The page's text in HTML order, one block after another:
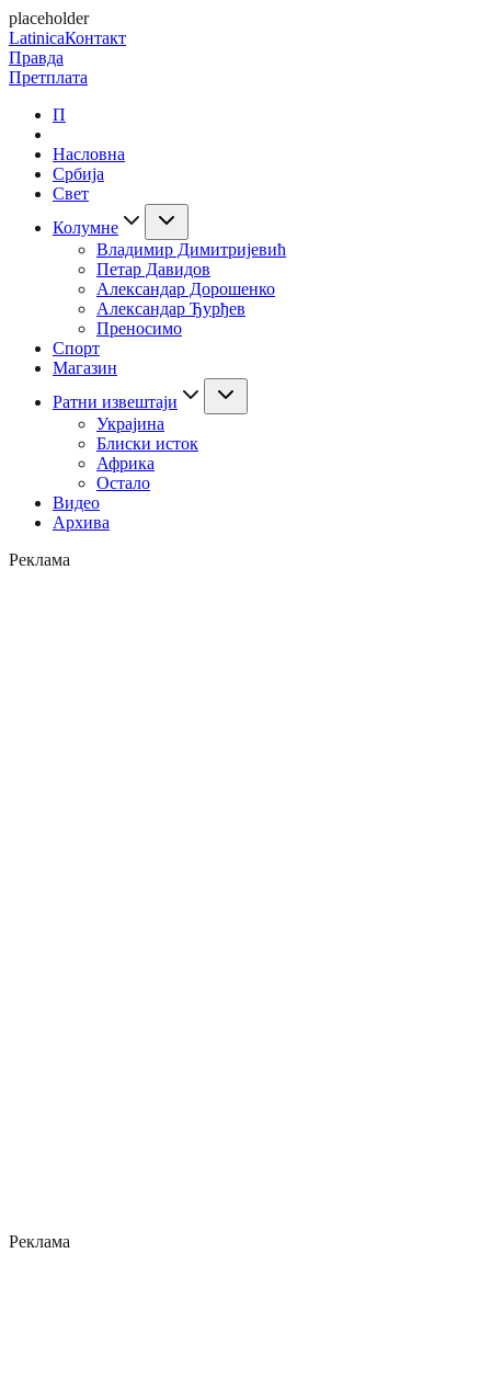
placeholder
LatinicaКонтакт
Правда
Претплата
П
Насловна
Србија
Свет
Колумне
Владимир Димитријевић
Петар Давидов
Александар Дорошенко
Александар Ђурђев
Преносимо
Спорт
Магазин
Ратни извештаји
Украјина
Блиски исток
Африка
Остало
Видео
Архива
Реклама
Реклама